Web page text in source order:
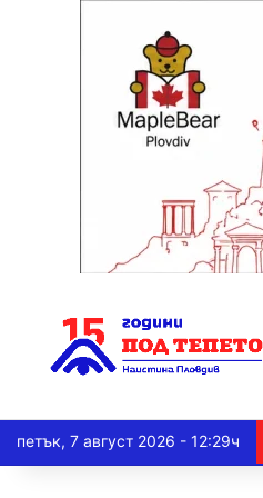
петък, 7 август 2026 - 12:29ч